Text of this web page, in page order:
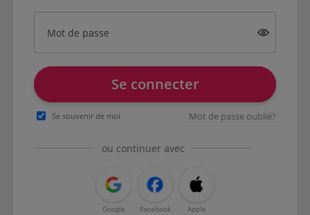
Mot de passe
Se connecter
Se souvenir de moi Mot de passe oublié?
ou continuer avec
Google Facebook Apple